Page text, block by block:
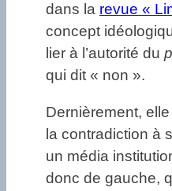
dans la revue «
concept
lier à l’autorité du
qui dit « non ».
Dernièrement,
la contradiction à
un média
donc de gauche,